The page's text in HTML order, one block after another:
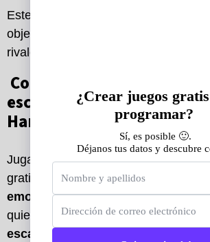
Este juego es una parodia de la
objetivo es sobrevivir, recoger
rivales.
Conclusión: juega o crea
escape room de Los
Hambre
Jugar a losJuegos del Hambre
gratis ofrece una oportunidad única
emoción de la sagaen primera
quieres jugar como si deseascrear
escape room
es la mejor